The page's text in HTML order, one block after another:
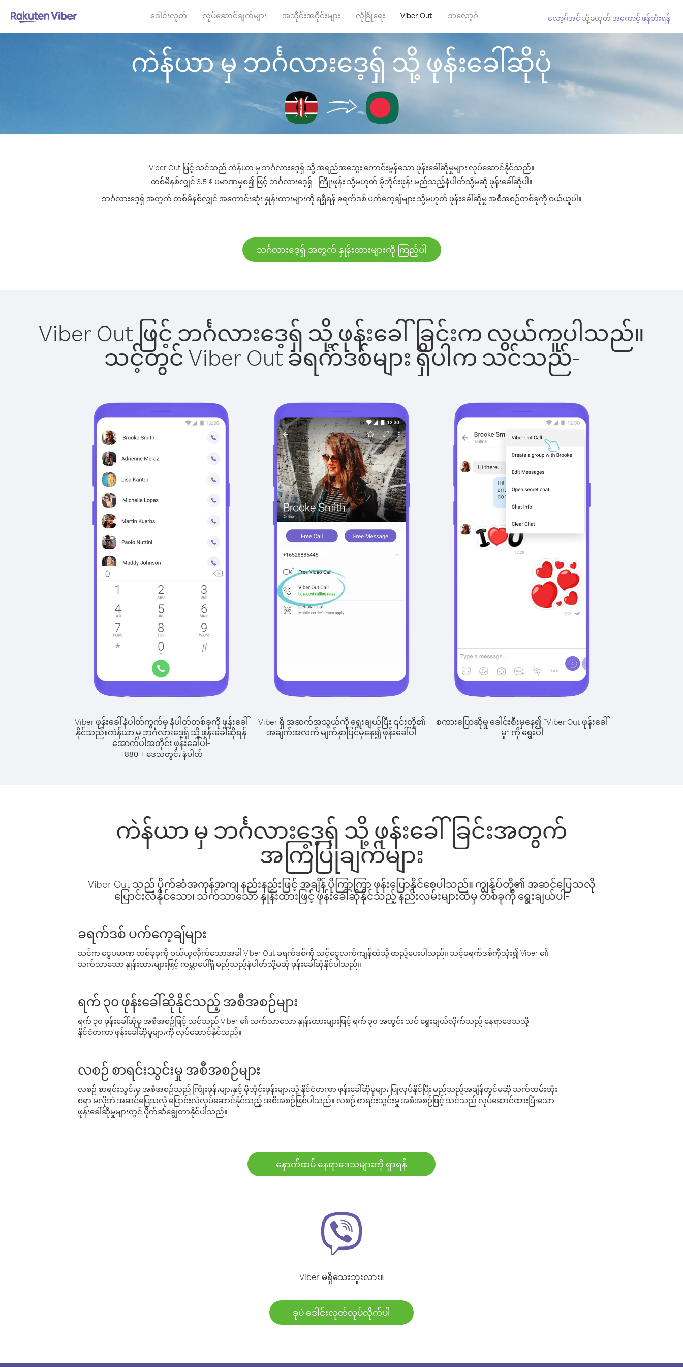
ဒေါင်းလုတ် လုပ်ဆောင်ချက်များ အသိုင်းအဝိုင်းများ လုံခြုံရေး Viber Out ဘလော့ဂ် လော့ဂ်အင် သို့မဟုတ် အကောင့် ဖန်တီးရန်
ကဲန်ယာ မှ ဘင်္ဂလားဒေ့ရှ် သို့ ဖုန်းခေါ်ဆိုပုံ
Viber Out ဖြင့် သင်သည် ကဲန်ယာ မှ ဘင်္ဂလားဒေ့ရှ် သို့ အရည်အသွေး ကောင်းမွန်သော ဖုန်းခေါ်ဆိုမှုများ လုပ်ဆောင်နိုင်သည်။
တစ်မိနစ်လျှင် 3.5 ¢ ပမာဏမှစ၍ ဖြင့် ဘင်္ဂလားဒေ့ရှ် - ကြိုးဖုန်း သို့မဟုတ် မိုဘိုင်းဖုန်း မည်သည့်နံပါတ်သို့မဆို ဖုန်းခေါ်ဆိုပါ။
ဘင်္ဂလားဒေ့ရှ် အတွက် တစ်မိနစ်လျှင် အကောင်းဆုံး နှုန်းထားများကို ရရှိရန် ခရက်ဒစ် ပက်ကေ့ချ်များ သို့မဟုတ် ဖုန်းခေါ်ဆိုမှု အစီအစဉ်တစ်ခုကို ဝယ်ယူပါ။
ဘင်္ဂလားဒေ့ရှ် အတွက် နှုန်းထားများကို ကြည့်ပါ
Viber Out ဖြင့် ဘင်္ဂလားဒေ့ရှ် သို့ ဖုန်းခေါ်ခြင်းက လွယ်ကူပါသည်။
သင့်တွင် Viber Out ခရက်ဒစ်များ ရှိပါက သင်သည်-
Viber ဖုန်းခေါ်နံပါတ်ကွက်မှ နံပါတ်တစ်ခုကို ဖုန်းခေါ်
နိုင်သည်။ကဲန်ယာ မှ ဘင်္ဂလားဒေ့ရှ် သို့ ဖုန်းခေါ်ဆိုရန်
အောက်ပါအတိုင်း ဖုန်းခေါ်ပါ-
+880+ ဒေသတွင်း နံပါတ်
Viber ရှိ အဆက်အသွယ်ကို ရွေးချယ်ပြီး ၎င်းတို့၏
အချက်အလက် မျက်နှာပြင်မှနေ၍ ဖုန်းခေါ်ပါ
စကားပြောဆိုမှု ခေါင်းစီးမှနေ၍ “Viber Out ဖုန်းခေါ်
မှု” ကို ရွေးပါ
ကဲန်ယာ မှ ဘင်္ဂလားဒေ့ရှ် သို့ ဖုန်းခေါ်ခြင်းအတွက်
အကြံပြုချက်များ
Viber Out သည် ပိုက်ဆံအကုန်အကျ နည်းနည်းဖြင့် အချိန် ပိုကြာကြာ ဖုန်းပြောနိုင်စေပါသည်။ ကျွန်ုပ်တို့၏ အဆင်ပြေသလို
ပြောင်းလဲနိုင်သော၊ သက်သာသော နှုန်းထားဖြင့် ဖုန်းခေါ်ဆိုနိုင်သည့် နည်းလမ်းများထဲမှ တစ်ခုကို ရွေးချယ်ပါ-
ခရက်ဒစ် ပက်ကေ့ချ်များ
သင်က ငွေပမာဏ တစ်ခုခုကို ဝယ်ယူလိုက်သောအခါ Viber Out ခရက်ဒစ်ကို သင့်ငွေလက်ကျန်ထဲသို့ ထည့်ပေးပါသည်။ သင့်ခရက်ဒစ်ကိုသုံး၍ Viber ၏
သက်သာသော နှုန်းထားများဖြင့် ကမ္ဘာပေါ်ရှိ မည်သည့်နံပါတ်သို့မဆို ဖုန်းခေါ်ဆိုနိုင်ပါသည်။
ရက် ၃၀ ဖုန်းခေါ်ဆိုနိုင်သည့် အစီအစဉ်များ
ရက် ၃၀ ဖုန်းခေါ်ဆိုမှု အစီအစဉ်ဖြင့် သင်သည် Viber ၏ သက်သာသော နှုန်းထားများဖြင့် ရက် ၃၀ အတွင်း သင် ရွေးချယ်လိုက်သည့် နေရာဒေသသို့
နိုင်ငံတကာ ဖုန်းခေါ်ဆိုမှုများကို လုပ်ဆောင်နိုင်သည်။
လစဉ် စာရင်းသွင်းမှု အစီအစဉ်များ
လစဉ် စာရင်းသွင်းမှု အစီအစဉ်သည် ကြိုးဖုန်းများနှင့် မိုဘိုင်းဖုန်းများသို့ နိုင်ငံတကာ ဖုန်းခေါ်ဆိုမှုများ ပြုလုပ်နိုင်ပြီး မည်သည့်အချိန်တွင်မဆို သက်တမ်းတိုး
စရာ မလိုဘဲ အဆင်ပြေသလို ပြောင်းလဲလုပ်ဆောင်နိုင်သည့် အစီအစဉ်ဖြစ်ပါသည်။ လစဉ် စာရင်းသွင်းမှု အစီအစဉ်ဖြင့် သင်သည် လုပ်ဆောင်ထားပြီးသော
ဖုန်းခေါ်ဆိုမှုများတွင် ပိုက်ဆံချွေတာနိုင်ပါသည်။
နောက်ထပ် နေရာဒေသများကို ရှာရန်
Viber မရှိသေးဘူးလား။
ခုပဲ ဒေါင်းလုတ်လုပ်လိုက်ပါ